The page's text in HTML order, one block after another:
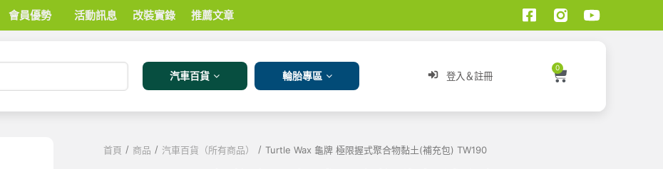
會員優勢 活動訊息 改裝實錄 推薦文章
汽車百貨 輪胎專區 登入＆註冊
0
首頁 / 商品 / 汽車百貨（所有商品） / Turtle Wax 龜牌 極限握式聚合物黏土(補充包) TW190